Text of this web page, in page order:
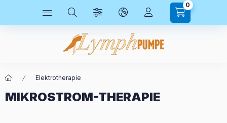
0
Elektrotherapie
MIKROSTROM-THERAPIE